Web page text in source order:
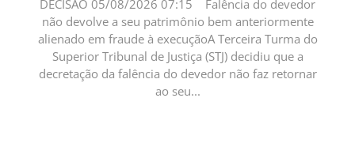
DECISÃO 05/08/2026 07:15 Falência do devedor
não devolve a seu patrimônio bem anteriormente
alienado em fraude à execução ​A Terceira Turma do
Superior Tribunal de Justiça (STJ) decidiu que a
decretação da falência do devedor não faz retornar
ao seu...